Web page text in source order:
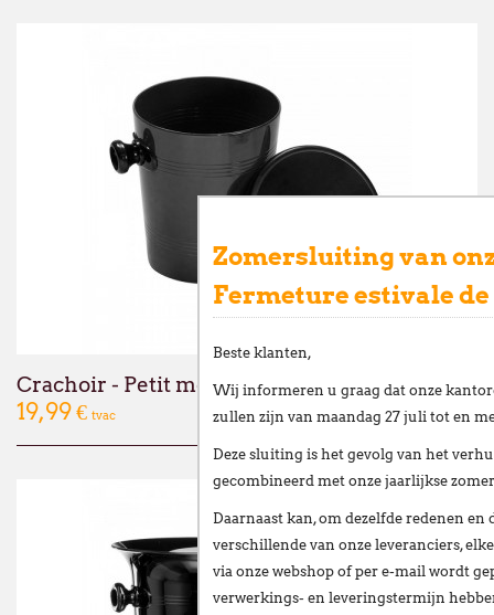
READ MORE
Crachoir - Petit modèle
19,99 € tvac
Zomersluiting van
Fermeture estivale
Beste klanten,
Wij informeren u graag dat onze
zullen zijn vanmaandag 27 juli tot en
Deze sluiting is het gevolg van het
gecombineerd met onzejaarlijkse
Daarnaast kan, om dezelfde redenen
verschillende van onze leveranciers,
via onze webshop of per e-mailwordt
verwerkings- en leveringstermijn